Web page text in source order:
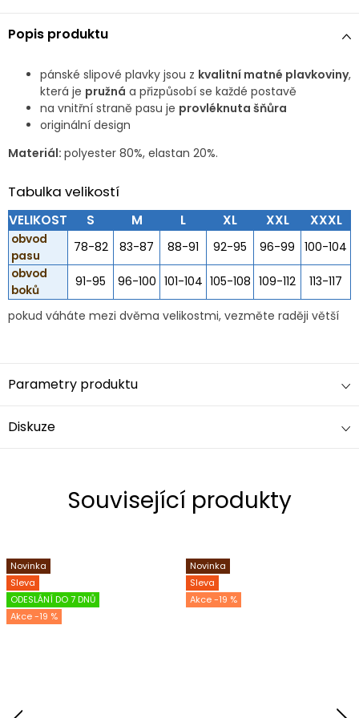
Popis produktu
pánské slipové plavky jsou z kvalitní matné plavkoviny,
která je pružná a přizpůsobí se každé postavě
na vnitřní straně pasu je provléknuta šňůra
originální design
Materiál: polyester 80%, elastan 20%.
Tabulka velikostí
VELIKOST S M L XL XXL XXXL
obvod
pasu
78-82 83-87 88-91 92-95 96-99
100-104
obvod
boků
91-95 96-100 101-104 105-108 109-112 113-117
pokud váháte mezi dvěma velikostmi, vezměte raději větší
Parametry produktu
Diskuze
Související produkty
Novinka
Sleva
ODESLÁNÍ DO 7 DNŮ
-19 %
Novinka
Sleva
-19 %